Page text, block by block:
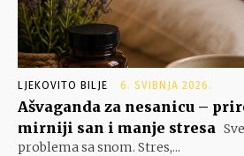
LJEKOVITO BILJE 6. SVIBNJA 2026.
Ašvaganda za nesanicu –
mirniji san i manje stresa
problema sa snom. Stres,...